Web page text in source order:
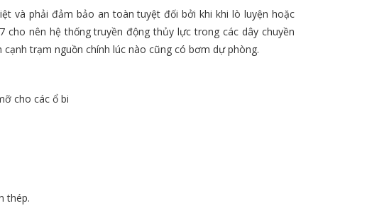
và phải đảm bảo an toàn tuyệt đối bởi khi khi lò luyện hoặc
nên hệ thống truyền động thủy lực trong các dây chuyền
trạm nguồn chính lúc nào cũng có bơm dự phòng.
cho các ổ bi
thép.